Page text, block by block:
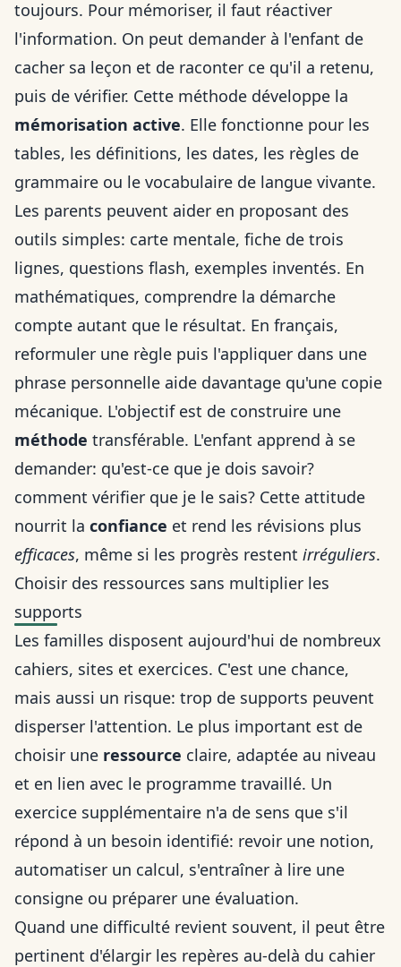
toujours. Pour mémoriser, il faut réactiver
l'information. On peut demander à l'enfant de
cacher sa leçon et de raconter ce qu'il a retenu,
puis de vérifier. Cette méthode développe la
mémorisation active. Elle fonctionne pour les
tables, les définitions, les dates, les règles de
grammaire ou le vocabulaire de langue vivante.
Les parents peuvent aider en proposant des
outils simples: carte mentale, fiche de trois
lignes, questions flash, exemples inventés. En
mathématiques, comprendre la démarche
compte autant que le résultat. En français,
reformuler une règle puis l'appliquer dans une
phrase personnelle aide davantage qu'une copie
mécanique. L'objectif est de construire une
méthode transférable. L'enfant apprend à se
demander: qu'est-ce que je dois savoir?
comment vérifier que je le sais? Cette attitude
nourrit la confiance et rend les révisions plus
efficaces, même si les progrès restent irréguliers.
Choisir des ressources sans multiplier les
supports
Les familles disposent aujourd'hui de nombreux
cahiers, sites et exercices. C'est une chance,
mais aussi un risque: trop de supports peuvent
disperser l'attention. Le plus important est de
choisir une ressource claire, adaptée au niveau
et en lien avec le programme travaillé. Un
exercice supplémentaire n'a de sens que s'il
répond à un besoin identifié: revoir une notion,
automatiser un calcul, s'entraîner à lire une
consigne ou préparer une évaluation.
Quand une difficulté revient souvent, il peut être
pertinent d'élargir les repères au-delà du cahier